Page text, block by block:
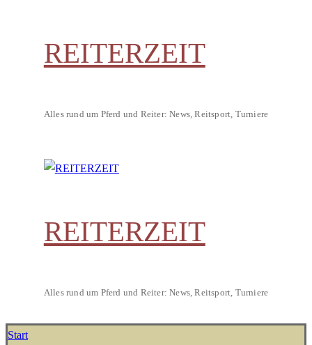
REITERZEIT
Alles rund um Pferd und Reiter: News, Reitsport, Turniere
REITERZEIT
Alles rund um Pferd und Reiter: News, Reitsport, Turniere
Start